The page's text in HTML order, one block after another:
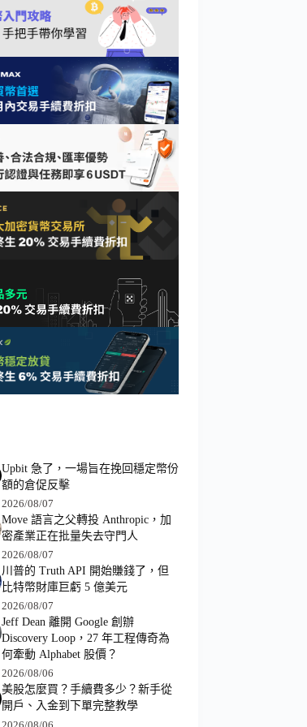
Upbit 急了，一場旨在挽回穩定幣份
額的倉促反擊
2026/08/07
Move 語言之父轉投 Anthropic，加
密產業正在批量失去守門人
2026/08/07
川普的 Truth API 開始賺錢了，但
比特幣財庫巨虧 5 億美元
2026/08/07
Jeff Dean 離開 Google 創辦
Discovery Loop，27 年工程傳奇為
何牽動 Alphabet 股價？
2026/08/06
美股怎麼買？手續費多少？新手從
開戶、入金到下單完整教學
2026/08/06